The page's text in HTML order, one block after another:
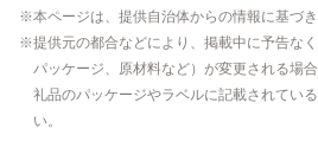
本ページは、提供自治体からの情報に基づき
提供元の都合などにより、掲載中に予告な
パッケージ、原材料など）が変更される場
礼品のパッケージやラベルに記載されてい
い。